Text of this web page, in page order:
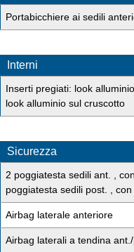
Portabicchiere ai sedili
Interni
Inserti pregiati: look
look alluminio sul cruscotto
Sicurezza
2 poggiatesta sedili ant. ,
poggiatesta sedili post. ,
Airbag laterale anteriore
Airbag laterali a tendina ant./